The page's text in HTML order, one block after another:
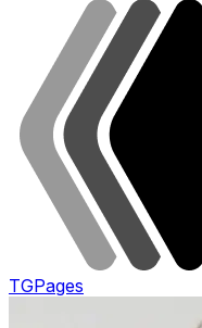
TGPages